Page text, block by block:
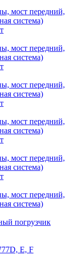
мост передний,
система)
мост передний,
система)
мост передний,
система)
мост передний,
система)
мост передний,
система)
мост передний,
система)
погрузчик
E, F